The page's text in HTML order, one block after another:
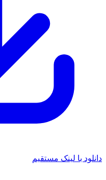
با لینک مستقیم